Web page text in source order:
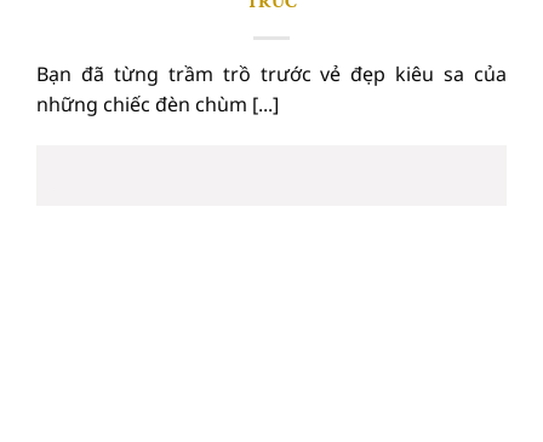
Bạn đã từng trầm trồ trước vẻ đẹp kiêu sa của
những chiếc đèn chùm [...]